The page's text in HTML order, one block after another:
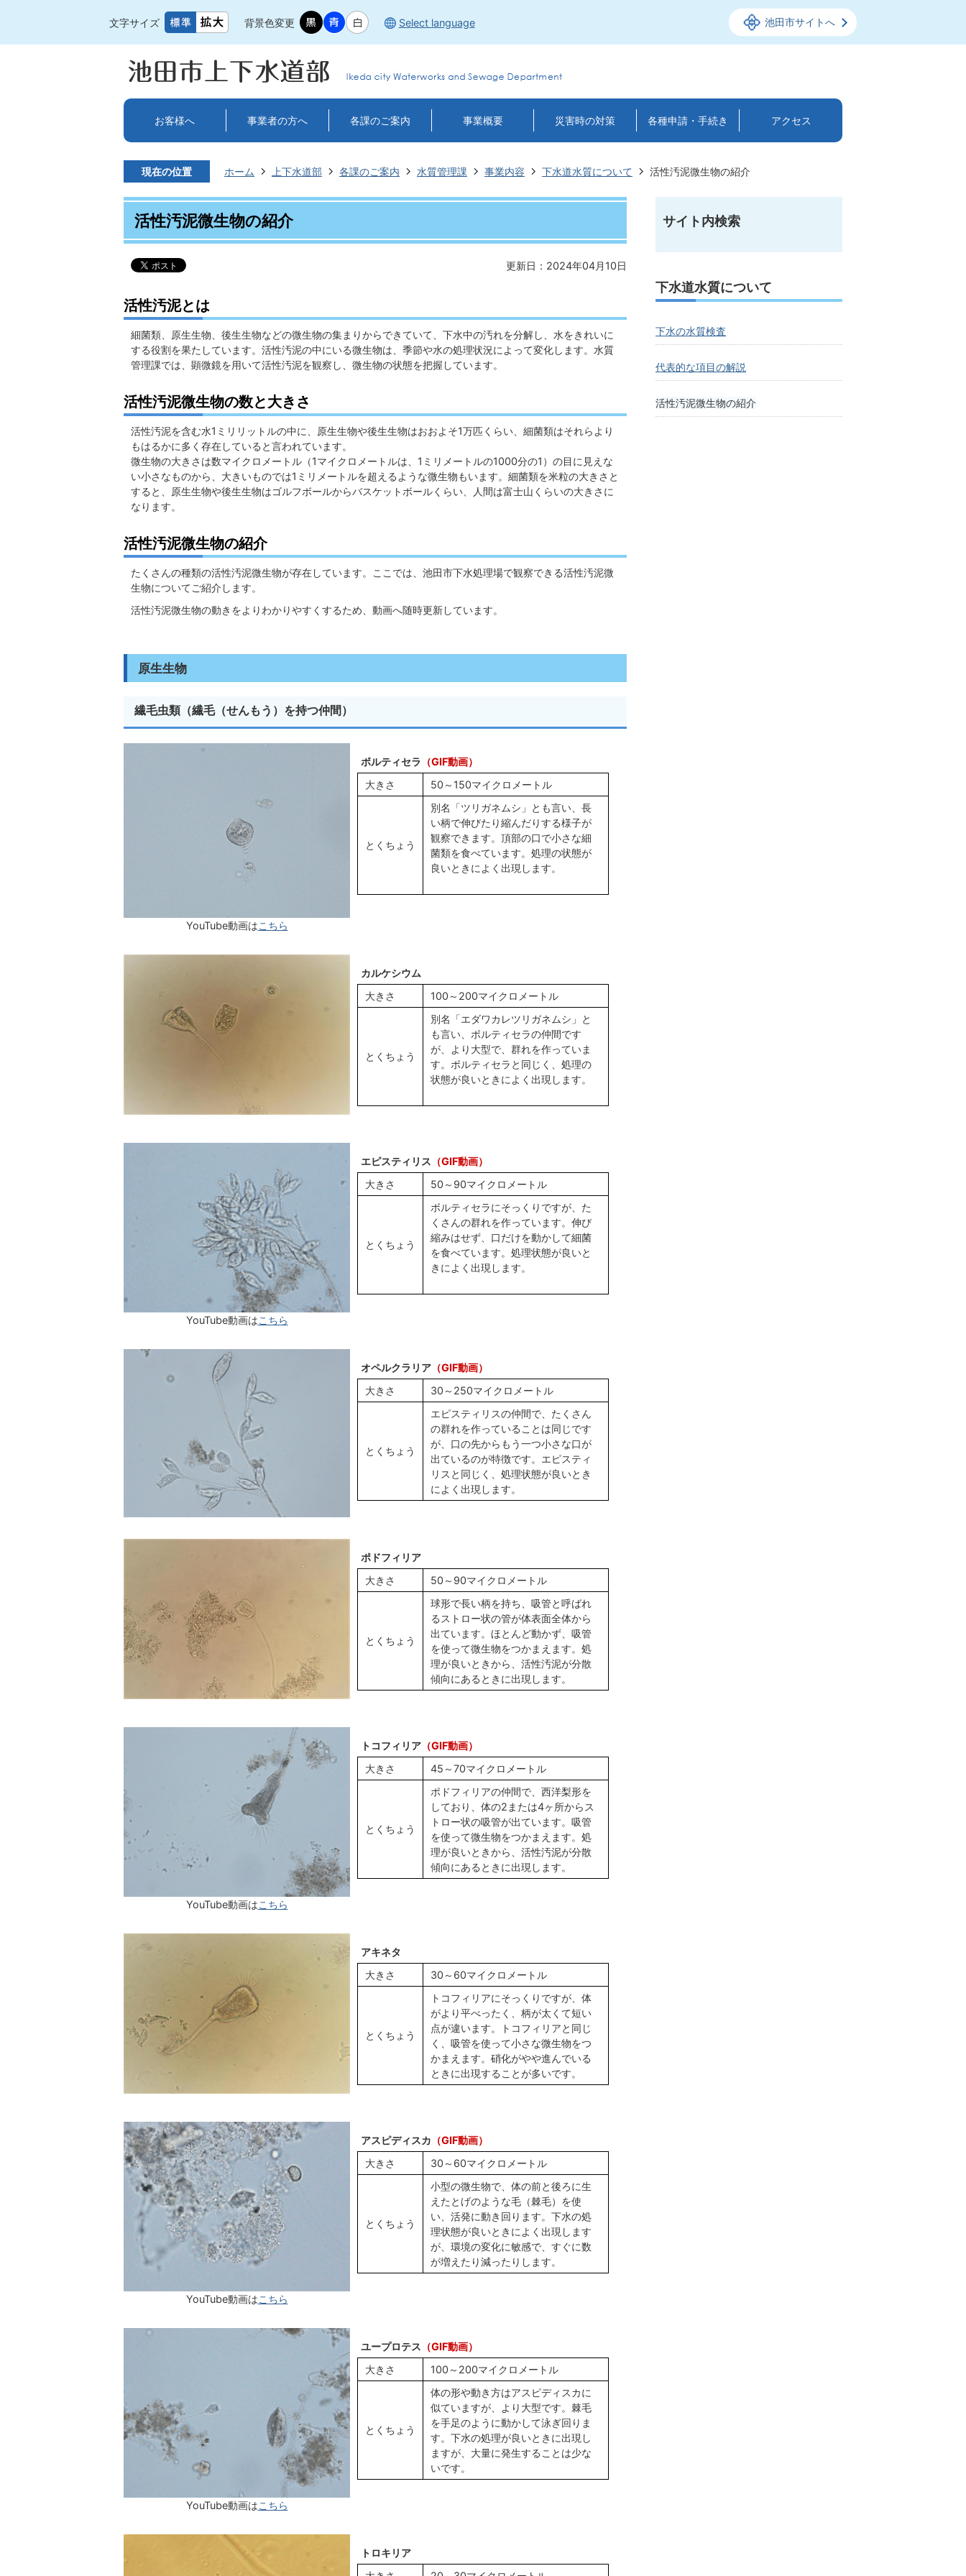
文字サイズ 背景色変更 Select language 池田市サイトへ
お客様へ 事業者の方へ 各課のご案内 事業概要 災害時の対策 各種申請・手続き アクセス
現在の位置 ホーム 上下水道部 各課のご案内 水質管理課 事業内容 下水道水質について 活性汚泥微生物の紹介
活性汚泥微生物の紹介
更新日：2024年04月10日
活性汚泥とは
細菌類、原生生物、後生生物などの微生物の集まりからできていて、下水中の汚れを分解し、水をきれいに
する役割を果たしています。活性汚泥の中にいる微生物は、季節や水の処理状況によって変化します。水質
管理課では、顕微鏡を用いて活性汚泥を観察し、微生物の状態を把握しています。
活性汚泥微生物の数と大きさ
活性汚泥を含む水1ミリリットルの中に、原生生物や後生生物はおおよそ1万匹くらい、細菌類はそれらより
もはるかに多く存在していると言われています。
微生物の大きさは数マイクロメートル（1マイクロメートルは、1ミリメートルの1000分の1）の目に見えな
い小さなものから、大きいものでは1ミリメートルを超えるような微生物もいます。細菌類を米粒の大きさと
すると、原生生物や後生生物はゴルフボールからバスケットボールくらい、人間は富士山くらいの大きさに
なります。
活性汚泥微生物の紹介
たくさんの種類の活性汚泥微生物が存在しています。ここでは、池田市下水処理場で観察できる活性汚泥微
生物についてご紹介します。
活性汚泥微生物の動きをよりわかりやすくするため、動画へ随時更新しています。
原生生物
繊毛虫類（繊毛（せんもう）を持つ仲間）
YouTube動画はこちら
ボルティセラ
（GIF動画）
大きさ
50～150マイクロメートル
とくちょう
別名「ツリガネムシ」とも言い、長
い柄で伸びたり縮んだりする様子が
観察できます。頂部の口で小さな細
菌類を食べています。処理の状態が
良いときによく出現します。
カルケシウム
大きさ
100～200マイクロメートル
とくちょう
別名「エダワカレツリガネムシ」と
も言い、ボルティセラの仲間です
が、より大型で、群れを作っていま
す。ボルティセラと同じく、処理の
状態が良いときによく出現します。
YouTube動画はこちら
エピスティリス （GIF動画）
大きさ
50～90マイクロメートル
とくちょう
ボルティセラにそっくりですが、た
くさんの群れを作っています。伸び
縮みはせず、口だけを動かして細菌
を食べています。処理状態が良いと
きによく出現します。
オペルクラリア （GIF動画）
大きさ
30～250マイクロメートル
とくちょう
エピスティリスの仲間で、たくさん
の群れを作っていることは同じです
が、口の先からもう一つ小さな口が
出ているのが特徴です。エピスティ
リスと同じく、処理状態が良いとき
によく出現します。
ポドフィリア
大きさ
50～90マイクロメートル
とくちょう
球形で長い柄を持ち、吸管と呼ばれ
るストロー状の管が体表面全体から
出ています。ほとんど動かず、吸管
を使って微生物をつかまえます。処
理が良いときから、活性汚泥が分散
傾向にあるときに出現します。
YouTube動画はこちら
トコフィリア （GIF動画）
大きさ
45～70マイクロメートル
とくちょう
ポドフィリアの仲間で、西洋梨形を
しており、体の2または4ヶ所からス
トロー状の吸管が出ています。吸管
を使って微生物をつかまえます。処
理が良いときから、活性汚泥が分散
傾向にあるときに出現します。
アキネタ
大きさ
30～60マイクロメートル
とくちょう
トコフィリアにそっくりですが、体
がより平べったく、柄が太くて短い
点が違います。トコフィリアと同じ
く、吸管を使って小さな微生物をつ
かまえます。硝化がやや進んでいる
ときに出現することが多いです。
YouTube動画はこちら
アスピディスカ （GIF動画）
大きさ
30～60マイクロメートル
とくちょう
小型の微生物で、体の前と後ろに生
えたとげのような毛（棘毛）を使
い、活発に動き回ります。下水の処
理状態が良いときによく出現します
が、環境の変化に敏感で、すぐに数
が増えたり減ったりします。
YouTube動画はこちら
ユープロテス （GIF動画）
大きさ
100～200マイクロメートル
とくちょう
体の形や動き方はアスピディスカに
似ていますが、より大型です。棘毛
を手足のように動かして泳ぎ回りま
す。下水の処理が良いときに出現し
ますが、大量に発生することは少な
いです。
トロキリア
サイト内検索
下水道水質について
下水の水質検査
代表的な項目の解説
活性汚泥微生物の紹介